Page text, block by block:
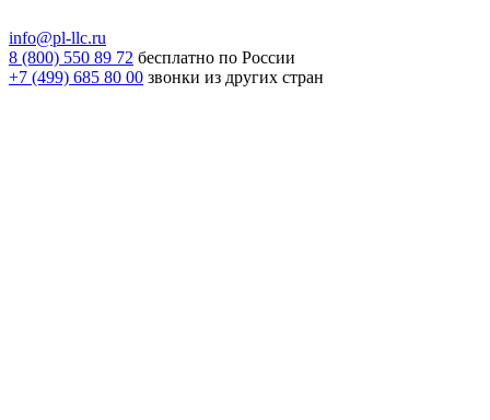
info@pl-llc.ru
8 (800) 550 89 72 бесплатно по России
+7 (499) 685 80 00 звонки из других стран